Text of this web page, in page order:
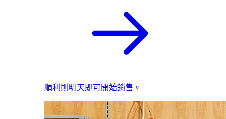
順利則明天即可開始銷售。